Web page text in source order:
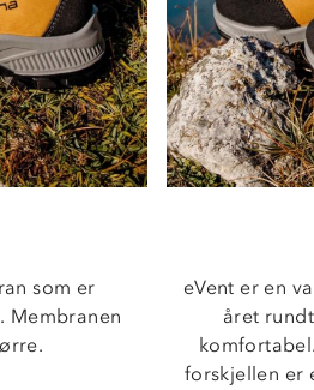
som er
Membranen
eVent er en
året
forskjellen er